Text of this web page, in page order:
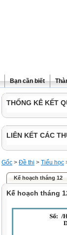
Bạn cần biết
THỐNG KÊ KẾT
LIÊN KẾT CÁC
Gốc > Đề thi > Tiểu học
Kế hoạch tháng 12
Kế hoạch tháng